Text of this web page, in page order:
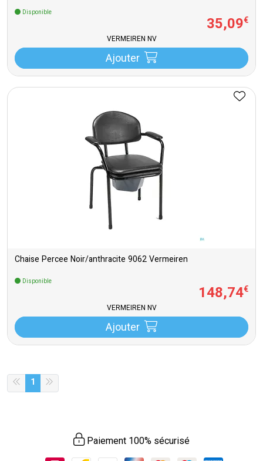
Disponible
35,09€
VERMEIREN NV
Ajouter
Chaise Percee Noir/anthracite 9062 Vermeiren
Disponible
148,74€
VERMEIREN NV
Ajouter
1
Paiement 100% sécurisé